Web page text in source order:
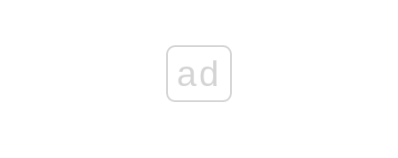
ad